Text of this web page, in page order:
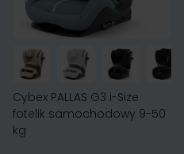
Cybex PALLAS G3 i-Size
fotelik samochodowy 9-50
kg